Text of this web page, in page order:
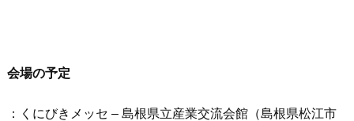
会場の予定
：くにびきメッセ – 島根県立産業交流会館（島根県松江市